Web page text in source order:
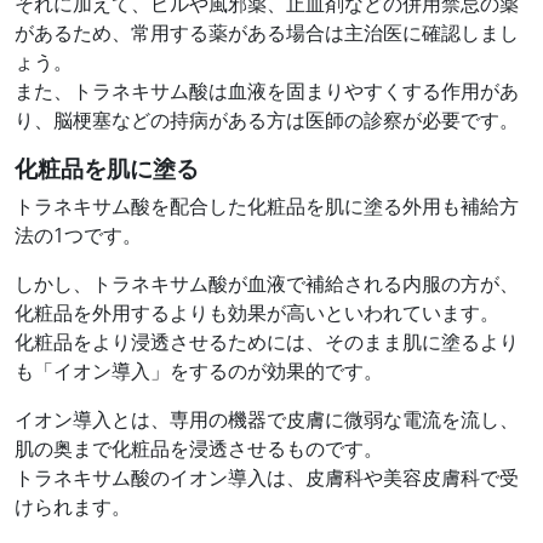
があるため、常用する薬がある場合は主治医に確認しまし
ょう。
また、トラネキサム酸は血液を固まりやすくする作用があ
り、脳梗塞などの持病がある方は医師の診察が必要です。
化粧品を肌に塗る
トラネキサム酸を配合した化粧品を肌に塗る外用も補給方
法の1つです。
しかし、トラネキサム酸が血液で補給される内服の方が、
化粧品を外用するよりも効果が高いといわれています。
化粧品をより浸透させるためには、そのまま肌に塗るより
も「イオン導入」をするのが効果的です。
イオン導入とは、専用の機器で皮膚に微弱な電流を流し、
肌の奥まで化粧品を浸透させるものです。
トラネキサム酸のイオン導入は、皮膚科や美容皮膚科で受
けられます。